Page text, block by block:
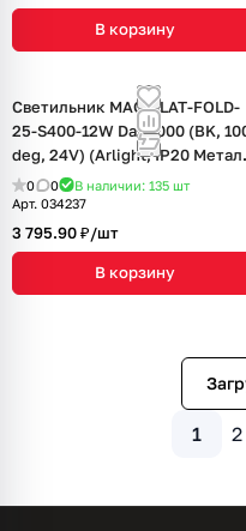
В корзину
Светильник MAG-FLAT-FOLD-
25-S400-12W Day4000 (BK,
deg, 24V) (Arlight, IP20
5 лет)
0 0 В наличии: 135 шт
Арт. 034237
3 795.90 ₽/шт
В корзину
1 2